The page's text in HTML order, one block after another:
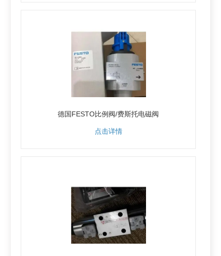
德国FESTO比例阀/费斯托电磁阀
点击详情